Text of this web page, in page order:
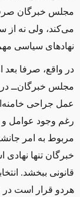
مجلس خبرگان
می‌کند، ولی نه
نهادهای سیاسی
در واقع، صرفا
مجلس خبرگان‌ــ‌
عمل جراحی
رغم وجود عوامل
مربوط به امر
خبرگان تنها
قانونی ببخشد.